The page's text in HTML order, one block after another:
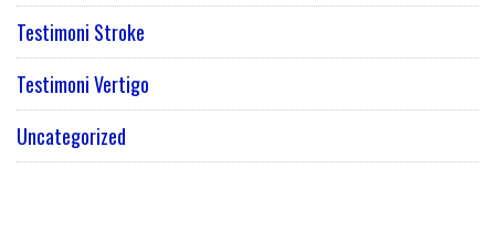
Testimoni Stroke
Testimoni Vertigo
Uncategorized